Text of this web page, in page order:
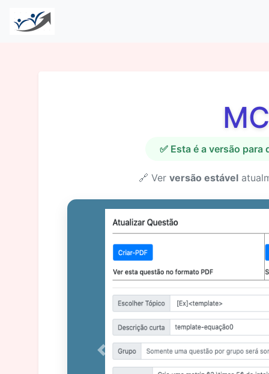
✅ Esta é a versão
🔗 Ver versão estável
Previous